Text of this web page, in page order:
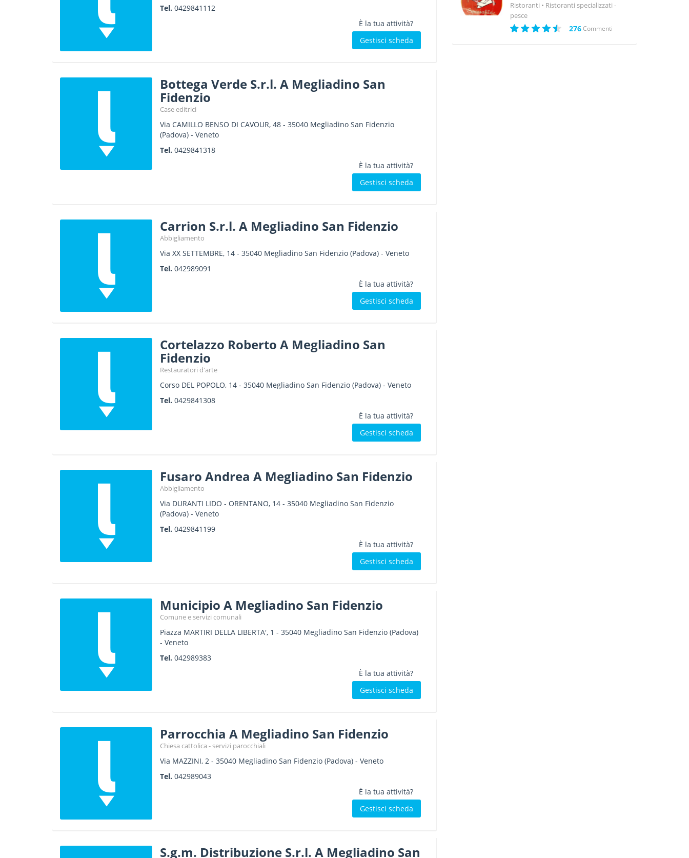
Tel. 0429841112
È la tua attività?
Gestisci scheda
Bottega Verde S.r.l. A Megliadino San
Fidenzio
Case editrici
Via CAMILLO BENSO DI CAVOUR, 48- 35040 Megliadino San Fidenzio
(Padova) - Veneto
Tel. 0429841318
È la tua attività?
Gestisci scheda
Carrion S.r.l. A Megliadino San Fidenzio
Abbigliamento
Via XX SETTEMBRE, 14- 35040 Megliadino San Fidenzio(Padova) - Veneto
Tel. 042989091
È la tua attività?
Gestisci scheda
Cortelazzo Roberto A Megliadino San
Fidenzio
Restauratori d'arte
Corso DEL POPOLO, 14- 35040 Megliadino San Fidenzio(Padova) - Veneto
Tel. 0429841308
È la tua attività?
Gestisci scheda
Fusaro Andrea A Megliadino San Fidenzio
Abbigliamento
Via DURANTI LIDO - ORENTANO, 14- 35040 Megliadino San Fidenzio
(Padova) - Veneto
Tel. 0429841199
È la tua attività?
Gestisci scheda
Municipio A Megliadino San Fidenzio
Comune e servizi comunali
Piazza MARTIRI DELLA LIBERTA', 1 - 35040 Megliadino San Fidenzio(Padova)
- Veneto
Tel. 042989383
È la tua attività?
Gestisci scheda
Parrocchia A Megliadino San Fidenzio
Chiesa cattolica - servizi parocchiali
Via MAZZINI, 2- 35040 Megliadino San Fidenzio(Padova) - Veneto
Tel. 042989043
È la tua attività?
Gestisci scheda
S.g.m. Distribuzione S.r.l. A Megliadino San
Ristoranti
Ristoranti specializzati -
pesce
276Commenti